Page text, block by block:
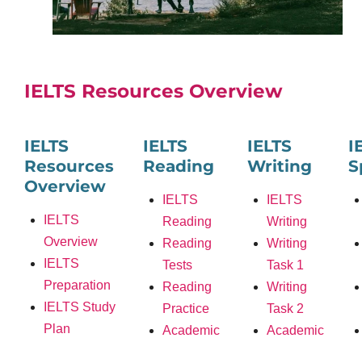
IELTS Resources Overview
IELTS
Resources
Overview
IELTS
Overview
IELTS
Preparation
IELTS Study
Plan
IELTS
Reading
IELTS
Reading
Reading
Tests
Reading
Practice
Academic
IELTS
Writing
IELTS
Writing
Writing
Task 1
Writing
Task 2
Academic